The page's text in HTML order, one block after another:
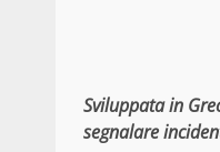
Sviluppata in
segnalare